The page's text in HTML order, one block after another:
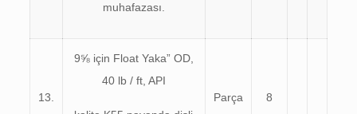
muhafazası.
13.
9⅝ için Float Yaka” OD,
40 lb / ft, API
Parça 8